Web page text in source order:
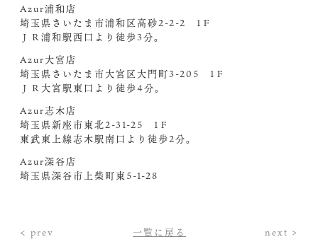
Azur浦和店
埼玉県さいたま市浦和区高砂2-2-2 1Ｆ
ＪＲ浦和駅西口より徒歩3分。
Azur大宮店
埼玉県さいたま市大宮区大門町3-205 1Ｆ
ＪＲ大宮駅東口より徒歩4分。
Azur志木店
埼玉県新座市東北2-31-25 1Ｆ
東武東上線志木駅南口より徒歩2分。
Azur深谷店
埼玉県深谷市上柴町東5-1-28
< prev 一覧に戻る next >